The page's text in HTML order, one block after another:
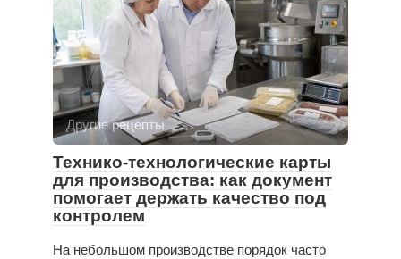
Другие рецепты
Технико-технологические карты
для производства: как документ
помогает держать качество под
контролем
На небольшом производстве порядок часто